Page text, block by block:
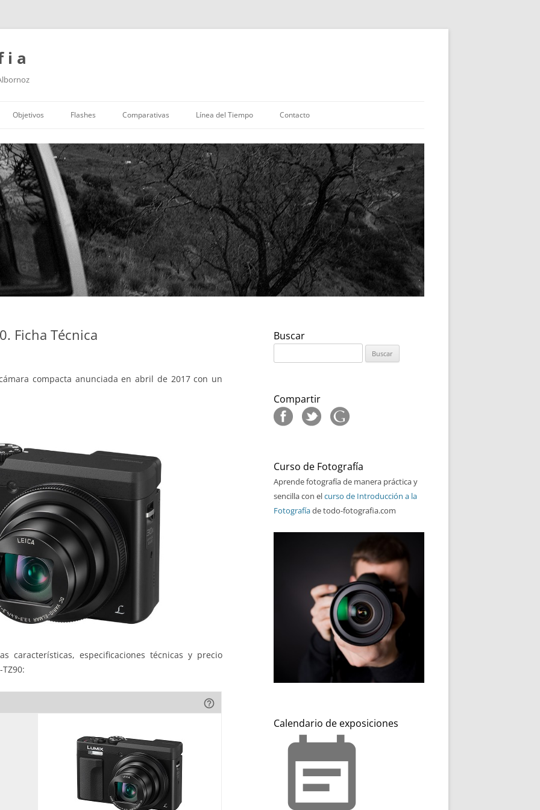
i a
al
contenido
Objetivos Flashes Comparativas Línea del Tiempo Contacto
Ficha Técnica
compacta anunciada en abril de 2017 con un
características, especificaciones técnicas y precio
help_outline
Buscar
Compartir
Curso de Fotografía
Aprende fotografía de manera práctica y
sencilla con elcurso de Introducción a la
Fotografíade todo-fotografia.com
Calendario de exposiciones
event_note